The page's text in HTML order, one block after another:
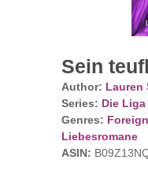
Sein
Author: Lauren
Series: Die
Genres:
Liebesromane
ASIN: